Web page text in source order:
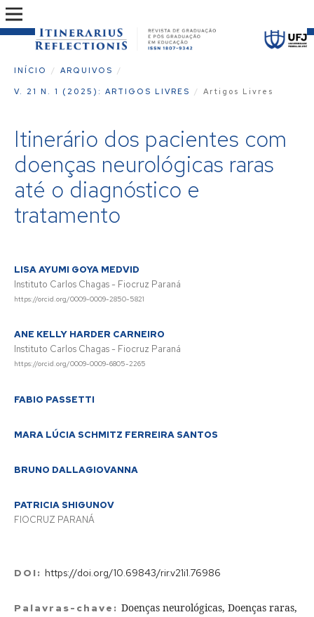
INÍCIO / ARQUIVOS /
V. 21 N. 1 (2025): ARTIGOS LIVRES / Artigos Livres
Itinerário dos pacientes com
doenças neurológicas raras
até o diagnóstico e
tratamento
LISA AYUMI GOYA MEDVID
Instituto Carlos Chagas - Fiocruz Paraná
https://orcid.org/0009-0009-2850-5821
ANE KELLY HARDER CARNEIRO
Instituto Carlos Chagas - Fiocruz Paraná
https://orcid.org/0009-0009-6805-2265
FABIO PASSETTI
MARA LÚCIA SCHMITZ FERREIRA SANTOS
BRUNO DALLAGIOVANNA
PATRICIA SHIGUNOV
FIOCRUZ PARANÁ
DOI: https://doi.org/10.69843/rir.v21i1.76986
Palavras-chave: Doenças neurológicas, Doenças raras,